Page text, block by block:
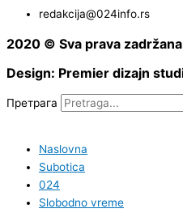
redakcija@024info.rs
2020 © Sva prava
Design: Premier dizajn
Претрага
Naslovna
Subotica
024
Slobodno vreme